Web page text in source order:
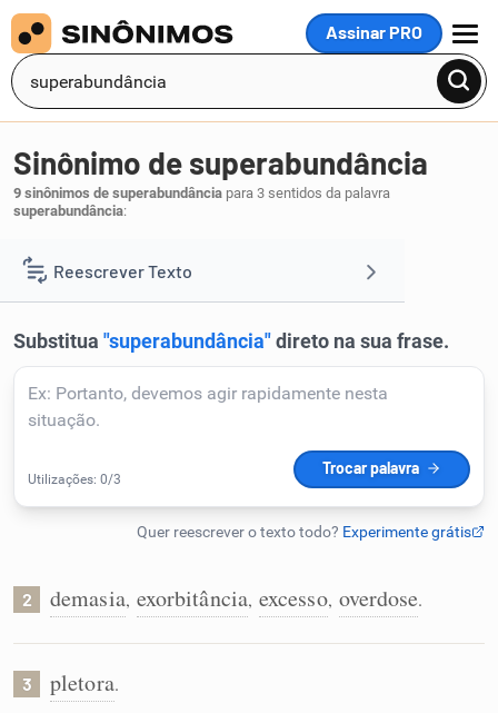
Assinar PRO
MENU
Reescrever Texto
Resumir Texto
Corrigir Texto
Humanizador de IA
Cata-letras
Sinônimo de superabundância
9 sinônimos de superabundância para 3 sentidos da palavra
superabundância:
1 abundância,fartura overdose
2 demasia, exorbitância, excesso, overdose.
3 pletora.